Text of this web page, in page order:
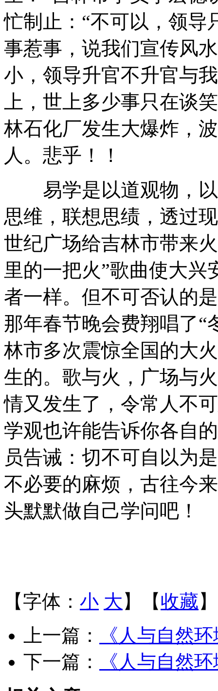
忙制止：“不可以，领导
事惹事，说我们宣传风
小，领导升官不升官与
上，世上多少事只在谈
林石化厂发生大爆炸，
人。悲乎！！
易学是以道观物，以
思维，联想思绩，透过
世纪广场给吉林市带来
里的一把火”歌曲使大
者一样。但不可否认的
那年春节晚会费翔唱了“
林市多次震惊全国的大
生的。歌与火，广场与
情又发生了，令常人不
学观也许能告诉你各自
员告诫：切不可自以为
不必要的麻烦，古往今
头默默做自己学问吧！
【字体： 小 大 】【收藏
上一篇：
《人与自然
下一篇：
《人与自然